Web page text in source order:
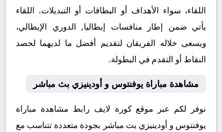
اللقاء، سواء الأهداف أو البطاقات أو التبديلات. اللقاء
يأتي ضمن إطار منافسات إيطاليا, الدوري الإيطالي،
ويسعى خلاله الفريقان لتقديم أفضل ما لديهما لحصد
النقاط أو التقدم في البطولة.
مشاهدة مباراة يوفنتوس و أودينيزي بث مباشر
نوفر لكم عبر موقع كورة لايف رابط مشاهدة مباراة
يوفنتوس و أودينيزي بث مباشر بجودة متعددة تتناسب مع